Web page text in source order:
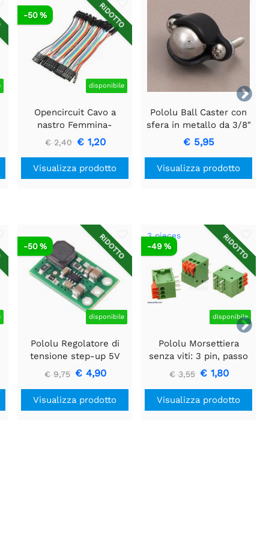

RIDOTTO
disponibile
-50 %
Opencircuit Cavo a
nastro Femmina-
Femmina da 10 cm 40
€ 2,40 € 1,20
Visualizza prodotto
Pololu Ball Caster con
sfera in metallo da 3/8″
€ 5,95
Visualizza prodotto

RIDOTTO
disponibile
-50 %
Pololu Regolatore di
tensione step-up 5V
U3V16F5
€ 9,75 € 4,90
Visualizza prodotto
RIDOTTO
3 pieces
disponibile
-49 %
Pololu Morsettiera
senza viti: 3 pin, passo
0,1″, ingresso laterale
(confezione da 3)
€ 3,55 € 1,80
Visualizza prodotto